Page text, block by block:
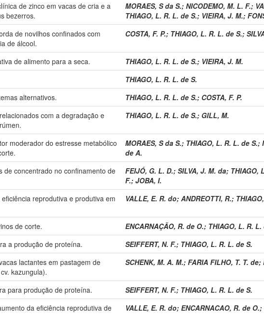
de zinco em vacas de cria e a
bezerros.
MORAES, S da S.; NICODEMO, M. L. F.;
THIAGO, L. R. L. de S.; VIEIRA, J. M.;
de novilhos confinados com
de álcool.
COSTA, F. P.; THIAGO, L. R. L. de S.;
de alimento para a seca. THIAGO, L. R. L. de S.; VIEIRA, J. M.
THIAGO, L. R. L. de S.
alternativos. THIAGO, L. R. L. de S.; COSTA, F. P.
com a degradação e
THIAGO, L. R. L. de S.; GILL, M.
moderador do estresse metabólico
MORAES, S da S.; THIAGO, L. R. L. de S.;
de A.
de concentrado no confinamento de
FEIJÓ, G. L. D.; SILVA, J. M. da; THIAGO,
F.; JOBA, I.
reprodutiva e produtiva em
VALLE, E. R. do; ANDREOTTI, R.;
de corte. ENCARNAÇÃO, R. de O.; THIAGO, L. R. L.
a produção de proteína. SEIFFERT, N. F.; THIAGO, L. R. L. de S.
lactantes em pastagem de
kazungula).
SCHENK, M. A. M.; FARIA FILHO, T. T. de;
para produção de proteína. SEIFFERT, N. F.; THIAGO, L. R. L. de S.
da eficiência reprodutiva de
VALLE, E. R. do; ENCARNACAO, R. de O.;